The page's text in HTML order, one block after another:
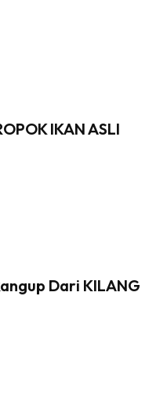
IKAN ASLI
Dari KILANG